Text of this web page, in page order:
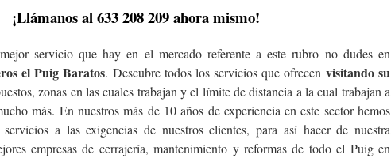
¡Llámanos al 633 208 209 ahora mismo!
servicio que hay en el mercado referente a este rubro no dudes en
el Puig Baratos. Descubre todos los servicios que ofrecen visitando su
zonas en las cuales trabajan y el límite de distancia a la cual trabajan a
más. En nuestros más de 10 años de experiencia en este sector hemos
a las exigencias de nuestros clientes, para así hacer de nuestra
empresas de cerrajería, mantenimiento y reformas de todo el Puig en